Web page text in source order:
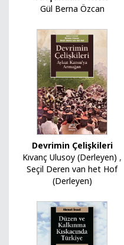
Gül Berna Özcan
Devrimin Çelişkileri
Kıvanç Ulusoy (Derleyen) ,
Seçil Deren van het Hof
(Derleyen)